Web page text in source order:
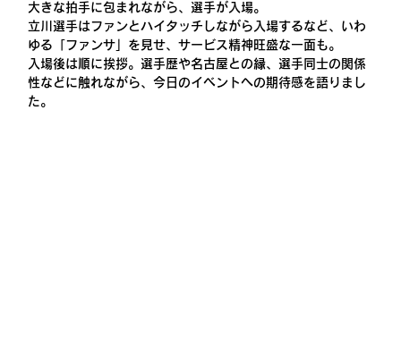
大きな拍手に包まれながら、選手が入場。
立川選手はファンとハイタッチしながら入場するなど、いわ
ゆる「ファンサ」を見せ、サービス精神旺盛な一面も。
入場後は順に挨拶。選手歴や名古屋との縁、選手同士の関係
性などに触れながら、今日のイベントへの期待感を語りまし
た。